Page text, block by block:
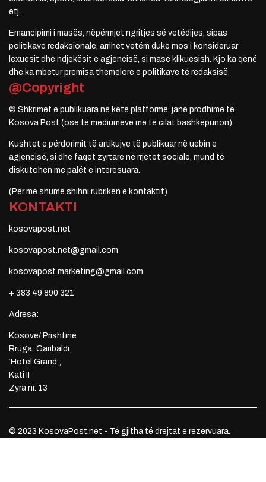
etj.
Emancipimi i masës, nëpërmjet ngritjes së vetëdijes, sipas
politikave redaksionale, arrihet vetëm duke mos i konsideruar
lexuesit dhe ndjekësit e agjencisë, si masë klikuesish. Kjo ka qenë
dhe ka mbetur premisa themelore e politikave të redaksisë.
@Copyright
© Shkrimet e publikuara në këtë platformë, janë prodhime të
Kosova Post (ose të mediumeve me të cilat bashkëpunon).
Kushtet e përdorimit të artikujve të publikuar në uebin e
agjencisë, si dhe faqet zyrtare në rrjetet sociale, mund të
diskutohen me palët e interesuara.
(Për më shumë shihni rubrikën e kontaktit)
KONTAKTI
kosovapost.net
kosovapost.net@gmail.com
kosovapost.marketing@gmail.com
+ 383 49 890 321
Adresa:
Kosovë/ Prishtinë
Rruga: Garibaldi;
‘Hotel Grand’;
Kati II
Zyra nr. 13
© 2023 KosovaPost.net - Të gjitha të drejtat e rezervuara.